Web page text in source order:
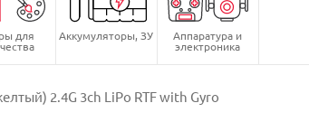
для Аккумуляторы, ЗУ Аппаратура и
электроника
2.4G 3ch LiPo RTF with Gyro